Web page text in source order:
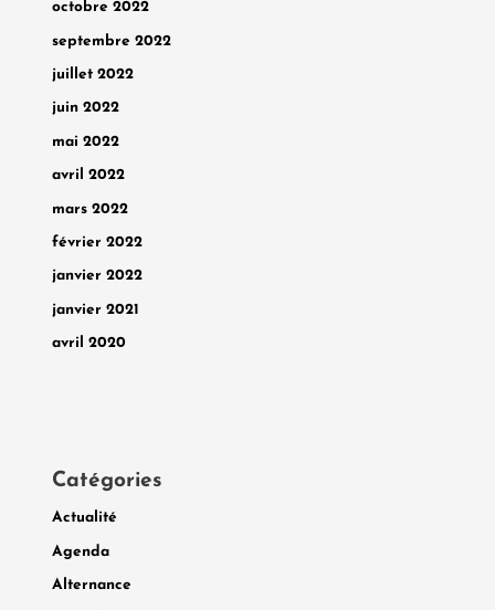
octobre 2022
septembre 2022
juillet 2022
juin 2022
mai 2022
avril 2022
mars 2022
février 2022
janvier 2022
janvier 2021
avril 2020
Catégories
Actualité
Agenda
Alternance